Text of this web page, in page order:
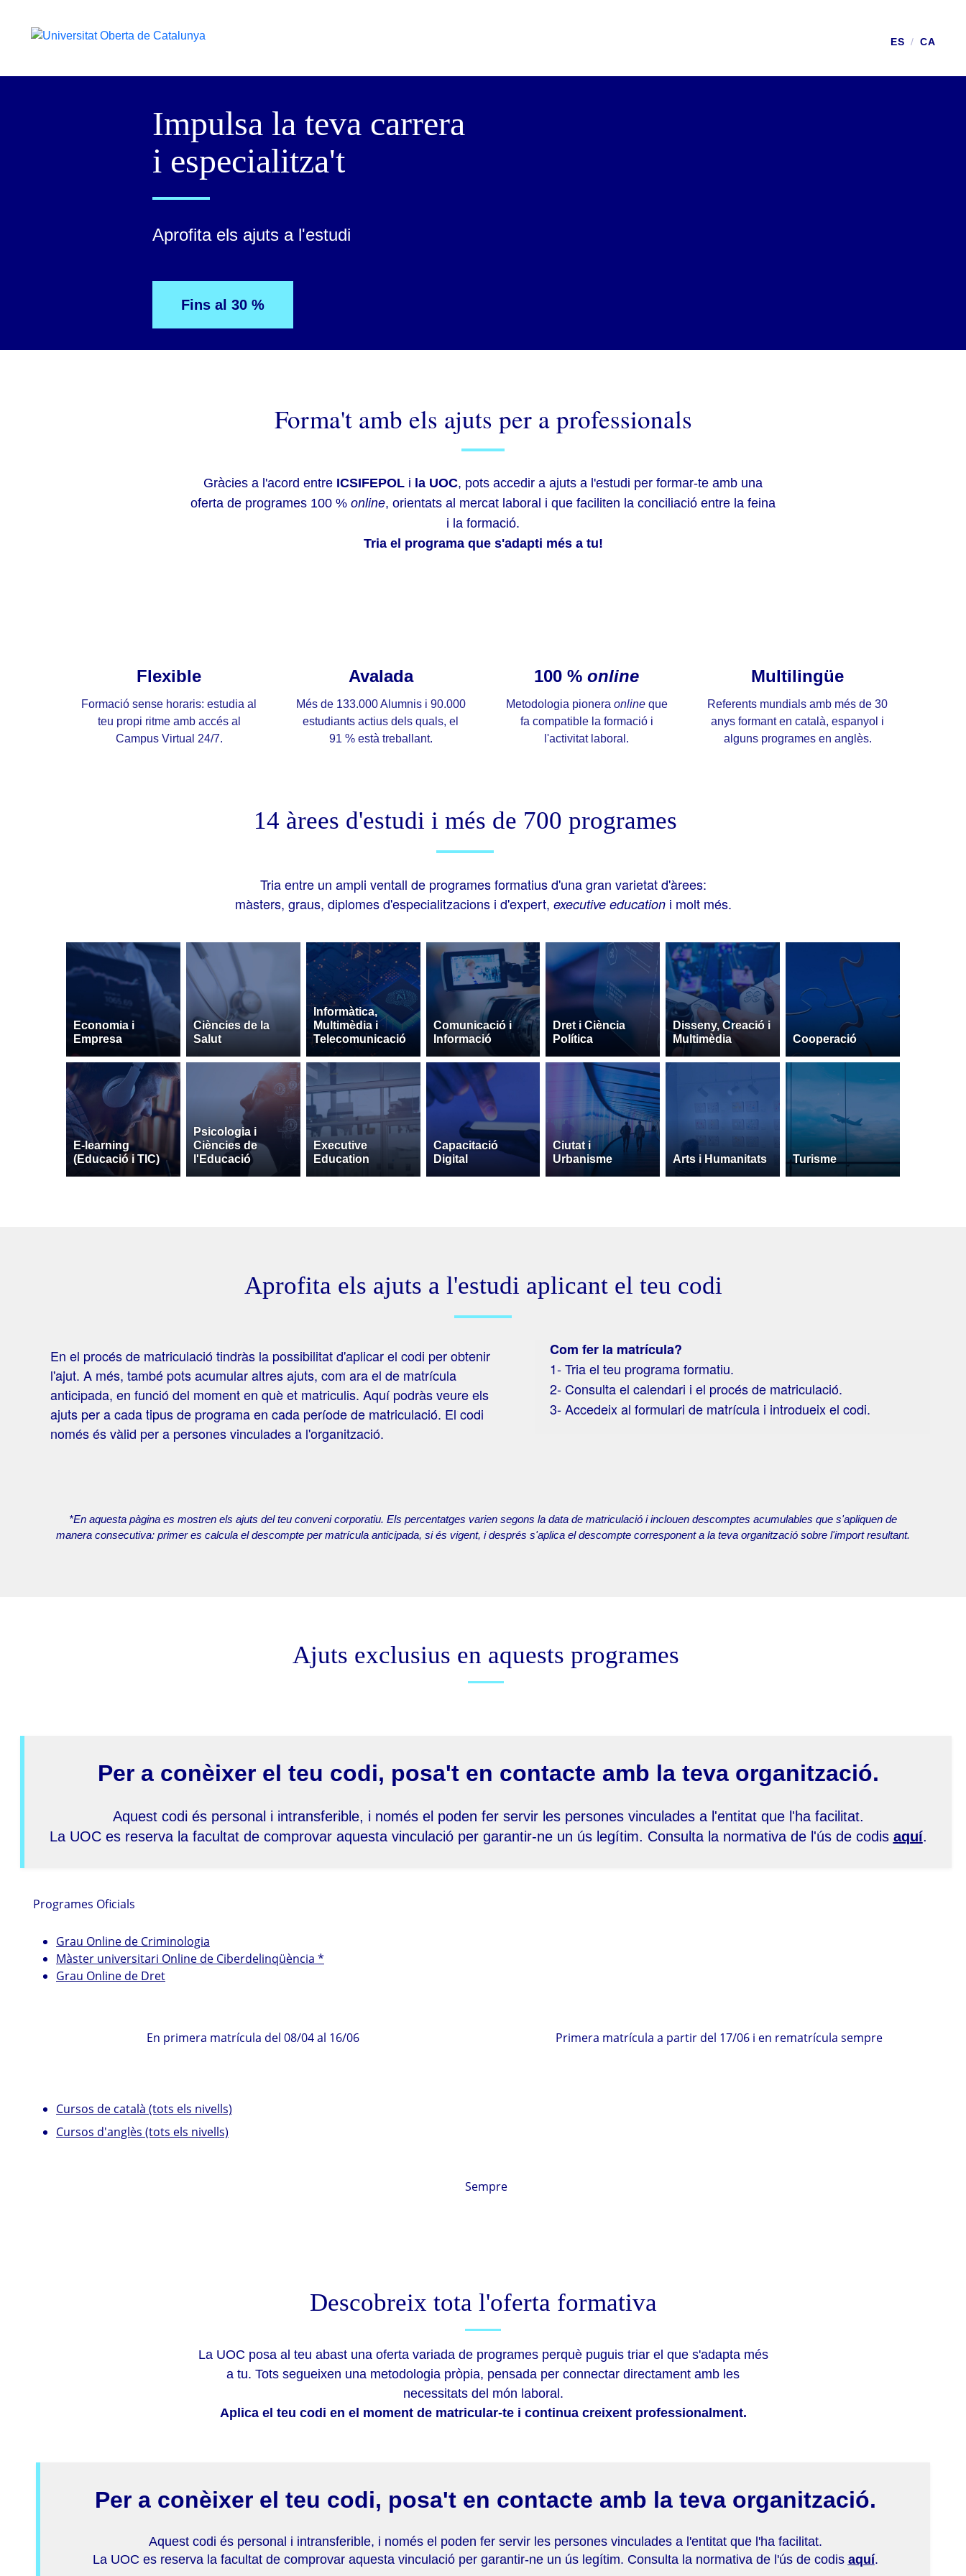
ES / CA
Impulsa la teva carrera
i especialitza't
Aprofita els ajuts a l'estudi
Fins al 30 %
Forma't amb els ajuts per a professionals
Gràcies a l'acord entre ICSIFEPOL i la UOC, pots accedir a ajuts a l'estudi per formar-te amb una
oferta de programes 100 % online, orientats al mercat laboral i que faciliten la conciliació entre la feina
i la formació.
Tria el programa que s'adapti més a tu!
Flexible
Formació sense horaris: estudia al
teu propi ritme amb accés al
Campus Virtual 24/7.
Avalada
Més de 133.000 Alumnis i 90.000
estudiants actius dels quals, el
91 % està treballant.
100 % online
Metodologia pionera onlineque
fa compatible la formació i
l'activitat laboral.
Multilingüe
Referents mundials amb més de 30
anys formant en català, espanyol i
alguns programes en anglès.
14 àrees d'estudi i més de 700 programes
Tria entre un ampli ventall de programes formatius d'una gran varietat d'àrees:
màsters, graus, diplomes d'especialitzacions i d'expert, executive educationi molt més.
Economia i
Empresa
Ciències de la
Salut
Informàtica,
Multimèdia i
Telecomunicació
Comunicació i
Informació
Dret i Ciència
Política
Disseny, Creació i
Multimèdia
Cooperació
E-learning
(Educació i TIC)
Psicologia i
Ciències de
l'Educació
Executive
Education
Capacitació
Digital
Ciutat i
Urbanisme
Arts i Humanitats Turisme
Aprofita els ajuts a l'estudi aplicant el teu codi
En el procés de matriculació tindràs la possibilitat d'aplicar el codi per obtenir
l'ajut. A més, també pots acumular altres ajuts, com ara el de matrícula
anticipada, en funció del moment en què et matriculis. Aquí podràs veure els
ajuts per a cada tipus de programa en cada període de matriculació. El codi
només és vàlid per a persones vinculades a l'organització.
Com fer la matrícula?
1- Tria el teu programa formatiu.
2- Consulta el calendari i el procés de matriculació.
3- Accedeix al formulari de matrícula i introdueix el codi.
*En aquesta pàgina es mostren els ajuts del teu conveni corporatiu. Els percentatges varien segons la data de matriculació i inclouen descomptes acumulables que s'apliquen de
manera consecutiva: primer es calcula el descompte per matrícula anticipada, si és vigent, i després s'aplica el descompte corresponent a la teva organització sobre l'import resultant.
Ajuts exclusius en aquests programes
Per a conèixer el teu codi, posa't en contacte amb la teva organització.
Aquest codi és personal i intransferible, i només el poden fer servir les persones vinculades a l'entitat que l'ha facilitat.
La UOC es reserva la facultat de comprovar aquesta vinculació per garantir-ne un ús legítim. Consulta la normativa de l'ús de codis aquí.
Programes Oficials
Grau Online de Criminologia
Màster universitari Online de Ciberdelinqüència *
Grau Online de Dret
En primera matrícula del 08/04 al 16/06 Primera matrícula a partir del 17/06 i en rematrícula sempre
Cursos de català (tots els nivells)
Cursos d'anglès (tots els nivells)
Sempre
Descobreix tota l'oferta formativa
La UOC posa al teu abast una oferta variada de programes perquè puguis triar el que s'adapta més
a tu. Tots segueixen una metodologia pròpia, pensada per connectar directament amb les
necessitats del món laboral.
Aplica el teu codi en el moment de matricular-te i continua creixent professionalment.
Per a conèixer el teu codi, posa't en contacte amb la teva organització.
Aquest codi és personal i intransferible, i només el poden fer servir les persones vinculades a l'entitat que l'ha facilitat.
La UOC es reserva la facultat de comprovar aquesta vinculació per garantir-ne un ús legítim. Consulta la normativa de l'ús de codis aquí.